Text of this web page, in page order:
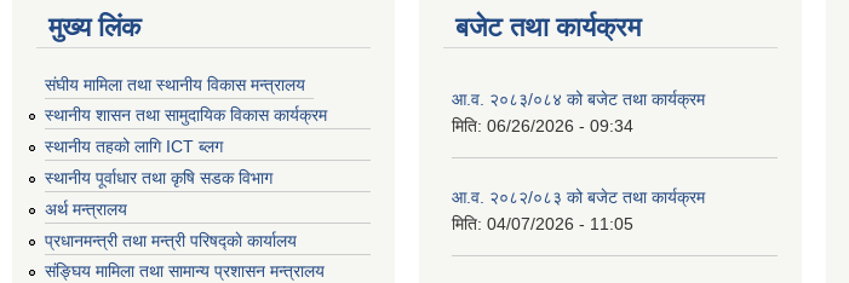
मुख्य लिंक
संघीय मामिला तथा स्थानीय विकास मन्त्रालय
स्थानीय शासन तथा सामुदायिक विकास कार्यक्रम
स्थानीय तहको लागि ICT ब्लग
स्थानीय पूर्वाधार तथा कृषि सडक विभाग
अर्थ मन्त्रालय
प्रधानमन्त्री तथा मन्त्री परिषद्काे कार्यालय
संङ्घिय मामिला तथा सामान्य प्रशासन मन्त्रालय
बजेट तथा कार्यक्रम
आ.व. २०८३/०८४ को बजेट तथा कार्यक्रम
मिति: 06/26/2026 - 09:34
आ.व. २०८२/०८३ को बजेट तथा कार्यक्रम
मिति: 04/07/2026 - 11:05